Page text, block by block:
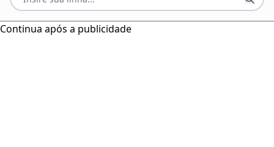
Continua após a publicidade